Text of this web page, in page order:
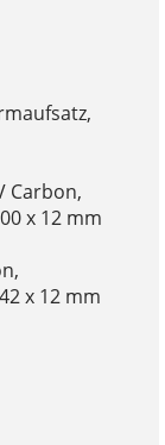
Carbon,
x 12 mm
x 12 mm